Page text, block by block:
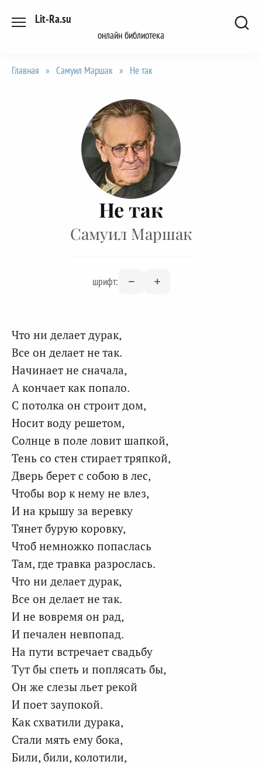
Lit-Ra.su
онлайн библиотека
Главная » Самуил Маршак » Не так
Не так
Самуил Маршак
шрифт:
Что ни делает дурак,
Все он делает не так.
Начинает не сначала,
А кончает как попало.
С потолка он строит дом,
Носит воду решетом,
Солнце в поле ловит шапкой,
Тень со стен стирает тряпкой,
Дверь берет с собою в лес,
Чтобы вор к нему не влез,
И на крышу за веревку
Тянет бурую коровку,
Чтоб немножко попаслась
Там, где травка разрослась.
Что ни делает дурак,
Все он делает не так.
И не вовремя он рад,
И печален невпопад.
На пути встречает свадьбу
Тут бы спеть и поплясать бы,
Он же слезы льет рекой
И поет заупокой.
Как схватили дурака,
Стали мять ему бока,
Били, били, колотили,